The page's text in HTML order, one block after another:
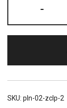
-
SKU: pln-02-zclp-2